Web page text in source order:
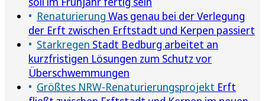
Renaturierung Was genau bei der Verlegung
der Erft zwischen Erftstadt und Kerpen passiert
Starkregen Stadt Bedburg arbeitet an
kurzfristigen Lösungen zum Schutz vor
Überschwemmungen
Größtes NRW-Renaturierungsprojekt Erft